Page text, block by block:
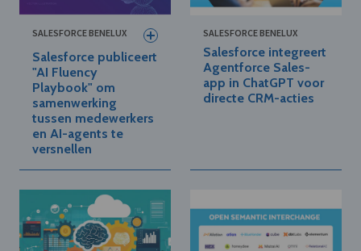
SALESFORCE BENELUX
Salesforce publiceert
"AI Fluency
Playbook" om
samenwerking
tussen medewerkers
en AI-agents te
versnellen
SALESFORCE BENELUX
Salesforce integreert
Agentforce Sales-
app in ChatGPT voor
directe CRM-acties